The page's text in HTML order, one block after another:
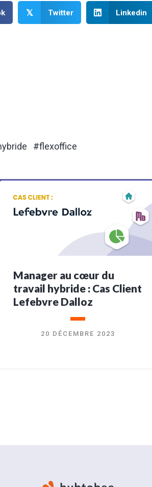
𝕏 Twitter Linkedin
#flexoffice
Manager au cœur du
travail hybride : Cas Client
Lefebvre Dalloz
20 DÉCEMBRE 2023